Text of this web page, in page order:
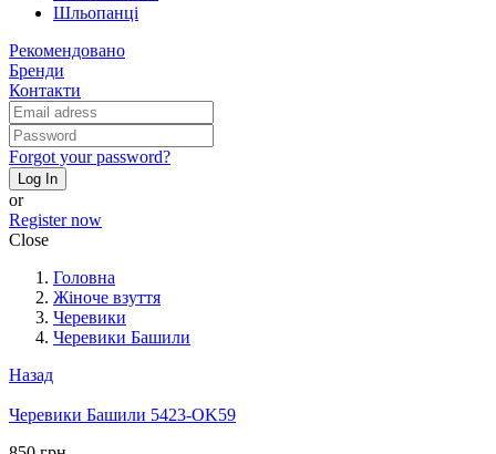
Шльопанці
Рекомендовано
Бренди
Контакти
Forgot your password?
Log In
or
Register now
Close
Головна
Жіноче взуття
Черевики
Черевики Башили
Назад
Черевики Башили 5423-OK59